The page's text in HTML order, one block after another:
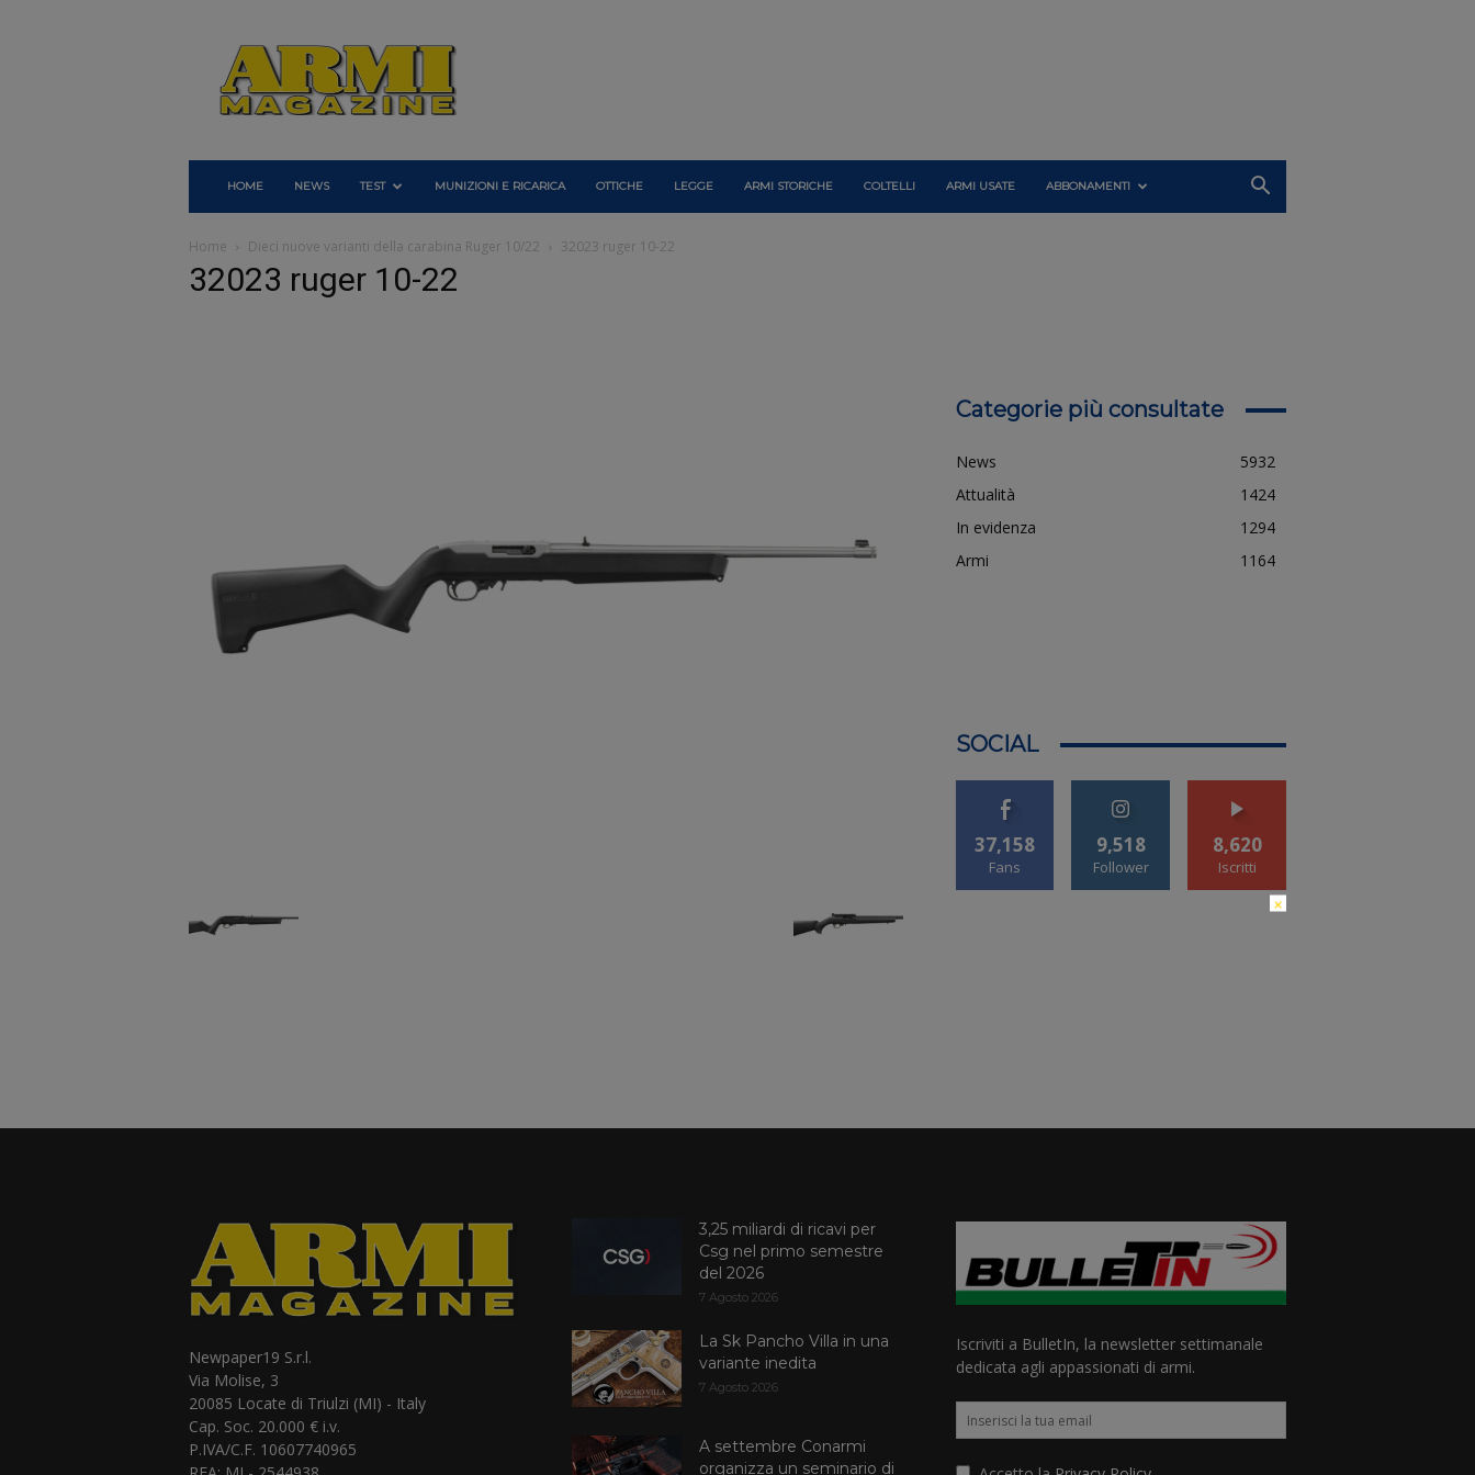
Armi
Magazine
HOME NEWS TEST MUNIZIONI E RICARICA OTTICHE LEGGE ARMI STORICHE COLTELLI ARMI USATE ABBONAMENTI
Home Dieci nuove varianti della carabina Ruger 10/22 32023 ruger 10-22
32023 ruger 10-22
Categorie più consultate
News
5932
Attualità
1424
In evidenza
1294
Armi
1164
SOCIAL
37,158
Fans
9,518
Follower
8,620
Iscritti
Newpaper19 S.r.l.
Via Molise, 3
20085 Locate di Triulzi (MI) - Italy
Cap. Soc. 20.000 € i.v.
P.IVA/C.F. 10607740965
3,25 miliardi di ricavi per
Csg nel primo semestre
del 2026
7 Agosto 2026
La Sk Pancho Villa in una
variante inedita
7 Agosto 2026
A settembre Conarmi
organizza un seminario di
Iscriviti a BulletIn, la newsletter settimanale
dedicata agli appassionati di armi.
×